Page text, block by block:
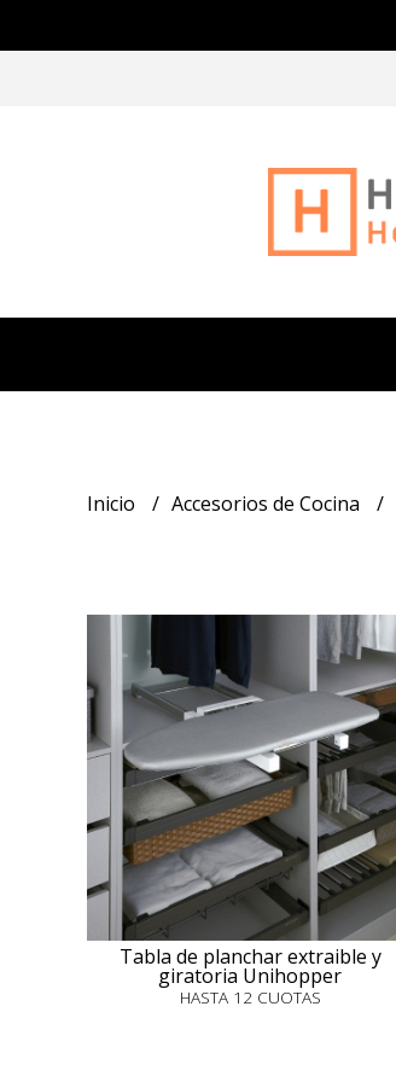
Inicio Accesorios de Cocina
Tabla de planchar extraible y
giratoria Unihopper
HASTA 12 CUOTAS